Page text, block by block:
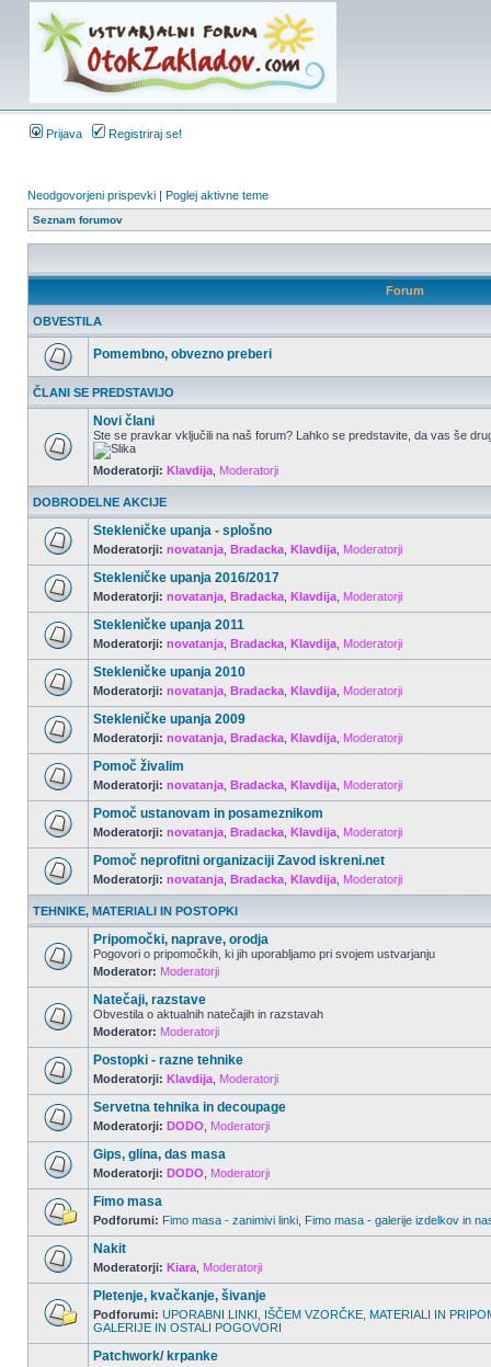
Prijava Registriraj se!
Neodgovorjeni prispevki | Poglej aktivne teme
Seznam forumov
Forum
OBVESTILA
Pomembno, obvezno preberi
ČLANI SE PREDSTAVIJO
Novi člani
Ste se pravkar vključili na naš forum? Lahko se predstavite, da vas še
Moderatorji: Klavdija Moderatorji
DOBRODELNE AKCIJE
Stekleničke upanja - splošno
Moderatorji: novatanja Bradacka Klavdija Moderatorji
Stekleničke upanja 2016/2017
Moderatorji: novatanja Bradacka Klavdija Moderatorji
Stekleničke upanja 2011
Moderatorji: novatanja Bradacka Klavdija Moderatorji
Stekleničke upanja 2010
Moderatorji: novatanja Bradacka Klavdija Moderatorji
Stekleničke upanja 2009
Moderatorji: novatanja Bradacka Klavdija Moderatorji
Pomoč živalim
Moderatorji: novatanja Bradacka Klavdija Moderatorji
Pomoč ustanovam in posameznikom
Moderatorji: novatanja Bradacka Klavdija Moderatorji
Pomoč neprofitni organizaciji Zavod iskreni.net
Moderatorji: novatanja Bradacka Klavdija Moderatorji
TEHNIKE, MATERIALI IN POSTOPKI
Pripomočki, naprave, orodja
Pogovori o pripomočkih, ki jih uporabljamo pri svojem ustvarjanju
Moderator: Moderatorji
Natečaji, razstave
Obvestila o aktualnih natečajih in razstavah
Moderator: Moderatorji
Postopki - razne tehnike
Moderatorji: Klavdija Moderatorji
Servetna tehnika in decoupage
Moderatorji: DODO Moderatorji
Gips, glina, das masa
Moderatorji: DODO Moderatorji
Fimo masa
Podforumi: Fimo masa - zanimivi linki Fimo masa - galerije izdelkov in
Nakit
Moderatorji: Kiara Moderatorji
Pletenje, kvačkanje, šivanje
Podforumi: UPORABNI LINKI IŠČEM VZORČKE MATERIALI IN
GALERIJE IN OSTALI POGOVORI
Patchwork/ krpanke